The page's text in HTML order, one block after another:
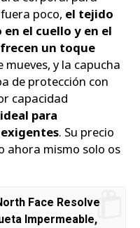
poco, el tejido
el cuello y en el
un toque
y la capucha
de protección con
capacidad
ideal para
. Su precio
ahora mismo solo os
Face Resolve
Impermeable,